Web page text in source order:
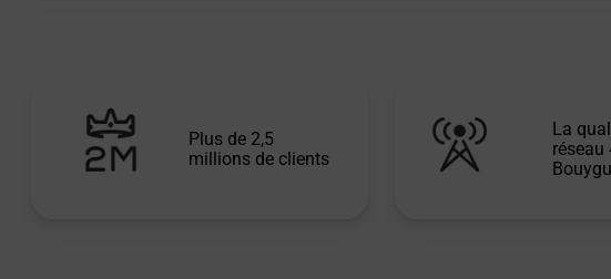
Plus de 2,5
millions de clients
La
réseau